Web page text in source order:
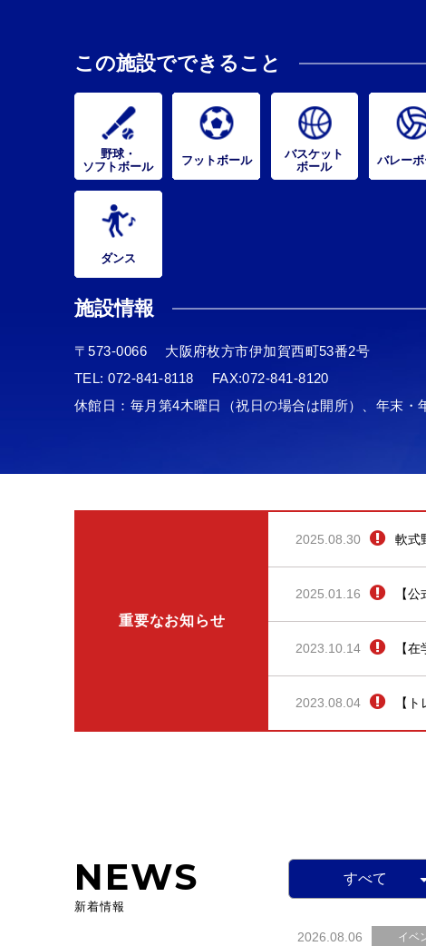
この施設でできること
野球・
ソフトボール
フットボール
バスケット
ボール
バレー
ダンス
施設情報
〒573-0066
大阪府枚方市伊加賀西町53番2号
TEL:072-841-8118
FAX:072-841-8120
休館日：毎月第4木曜日（祝日の場合は開所）、年末・
重要なお知らせ
2025.08.30 軟式
2025.01.16 【
2023.10.14 【
2023.08.04 【
NEWS
新着情報
すべて
2026.08.06 イベ